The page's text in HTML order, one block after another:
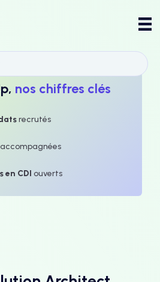
nos chiffres clés
recrutés
accompagnées
en CDI ouverts